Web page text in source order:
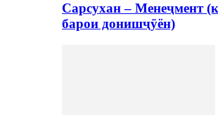
Сарсухан – Менеҷмент
барои донишҷӯён)